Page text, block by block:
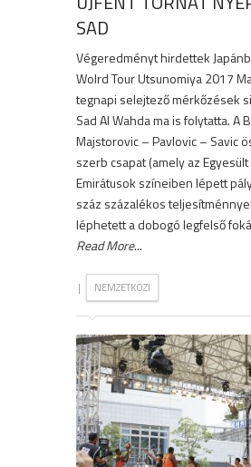
SAD
Végeredményt hirdettek
Wolrd Tour Utsunomiya 2017
tegnapi selejtező mérkőzések
Sad Al Wahda ma is folytatta. A
Majstorovic – Pavlovic – Savic
szerb csapat (amely az Egyesült
Emirátusok színeiben lépett
száz százalékos
léphetett a dobogó legfelső
Read More...
| NEMZETKÖZI